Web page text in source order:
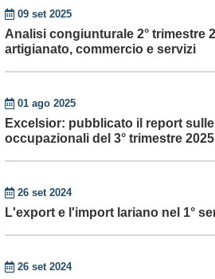
09 set 2025
Analisi congiunturale 2° trimestre
artigianato, commercio e servizi
01 ago 2025
Excelsior: pubblicato il report
occupazionali del 3° trimestre 2025
26 set 2024
L'export e l'import lariano nel 1°
26 set 2024